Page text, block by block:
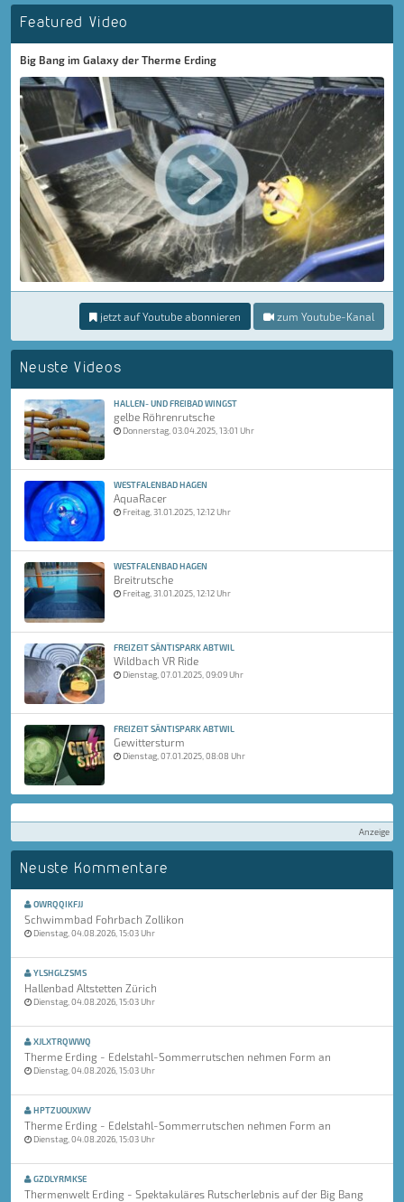
Featured Video
Big Bang im Galaxy der Therme Erding
jetzt auf Youtube abonnieren zum Youtube-Kanal
Neuste Videos
HALLEN- UND FREIBAD WINGST
gelbe Röhrenrutsche
Donnerstag, 03.04.2025, 13:01 Uhr
WESTFALENBAD HAGEN
AquaRacer
Freitag, 31.01.2025, 12:12 Uhr
WESTFALENBAD HAGEN
Breitrutsche
Freitag, 31.01.2025, 12:12 Uhr
FREIZEIT SÄNTISPARK ABTWIL
Wildbach VR Ride
Dienstag, 07.01.2025, 09:09 Uhr
FREIZEIT SÄNTISPARK ABTWIL
Gewittersturm
Dienstag, 07.01.2025, 08:08 Uhr
Anzeige
Neuste Kommentare
OWRQQIKFJJ
Schwimmbad Fohrbach Zollikon
Dienstag, 04.08.2026, 15:03 Uhr
YLSHGLZSMS
Hallenbad Altstetten Zürich
Dienstag, 04.08.2026, 15:03 Uhr
XJLXTRQWWQ
Therme Erding - Edelstahl-Sommerrutschen nehmen Form an
Dienstag, 04.08.2026, 15:03 Uhr
HPTZUOUXWV
Therme Erding - Edelstahl-Sommerrutschen nehmen Form an
Dienstag, 04.08.2026, 15:03 Uhr
GZDLYRMKSE
Thermenwelt Erding - Spektakuläres Rutscherlebnis auf der Big Bang